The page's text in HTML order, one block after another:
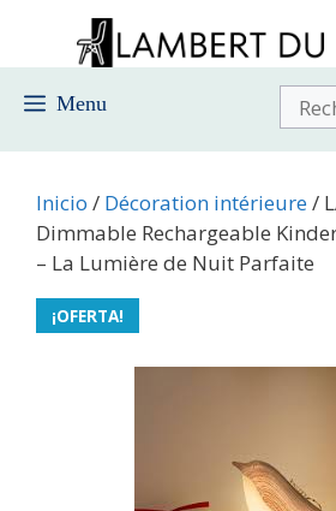
contenido
Menu
Inicio / Décoration intérieure/
Dimmable Rechargeable
– La Lumière de Nuit Parfaite
¡OFERTA!